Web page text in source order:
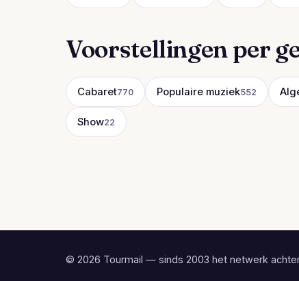
Voorstellingen per
Cabaret770 Populaire muziek552
Show22
© 2026 Tourmail — sinds 2003 het netwerk